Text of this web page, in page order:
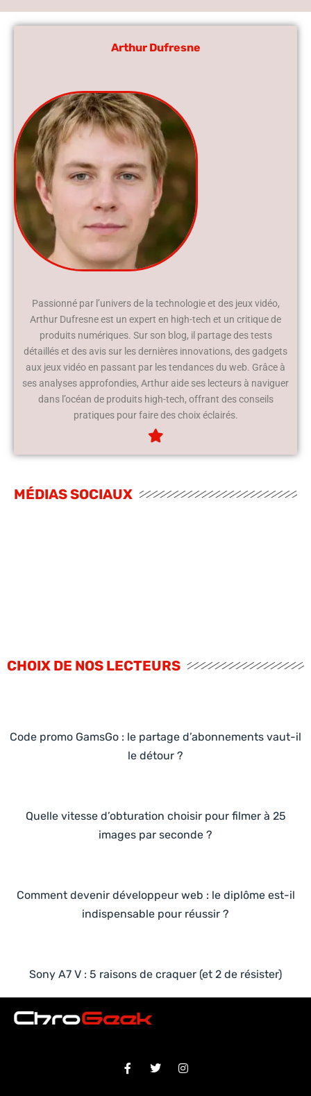
Arthur Dufresne
Passionné par l’univers de la technologie et des jeux vidéo,
Arthur Dufresne est un expert en high-tech et un critique de
produits numériques. Sur son blog, il partage des tests
détaillés et des avis sur les dernières innovations, des gadgets
aux jeux vidéo en passant par les tendances du web. Grâce à
ses analyses approfondies, Arthur aide ses lecteurs à naviguer
dans l’océan de produits high-tech, offrant des conseils
pratiques pour faire des choix éclairés.
MÉDIAS SOCIAUX
CHOIX DE NOS LECTEURS
Code promo GamsGo : le partage d’abonnements vaut-il
le détour ?
Quelle vitesse d’obturation choisir pour filmer à 25
images par seconde ?
Comment devenir développeur web : le diplôme est-il
indispensable pour réussir ?
Sony A7 V : 5 raisons de craquer (et 2 de résister)